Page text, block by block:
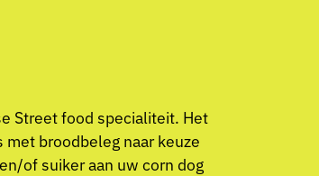
Street food specialiteit. Het
broodbeleg naar keuze
of suiker aan uw corn dog